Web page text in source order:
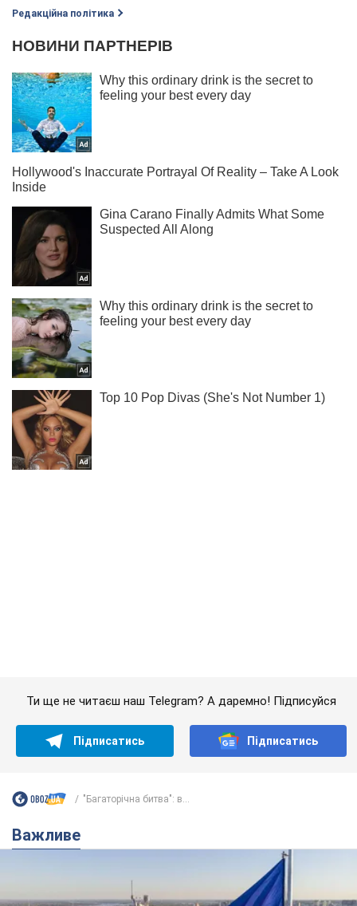
Редакційна політика
Якою була оригінальна версія гімну України та
чому її боялася Російська імперія: про це не
Державним символом є тільки перший куплет та приспів пісні